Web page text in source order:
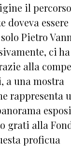
il
doveva essere
Pietro
ci ha
alla
a una mostra
rappresenta
grati alla
proficua